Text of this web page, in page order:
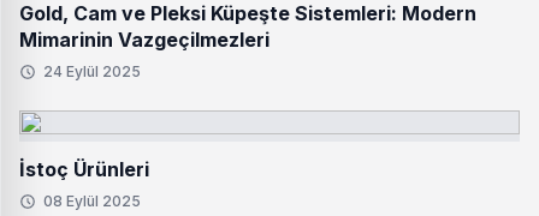
Gold, Cam ve Pleksi Küpeşte Sistemleri: Modern
Mimarinin Vazgeçilmezleri
24 Eylül 2025
İstoç Ürünleri
08 Eylül 2025